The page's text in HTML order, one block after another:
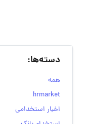
دسته‌ها:
همه
hrmarket
اخبار استخدامی